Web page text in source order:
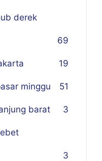
derek
69
19
minggu 51
barat 3
3